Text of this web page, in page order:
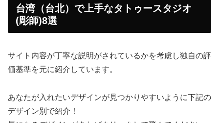
台湾（台北）で上手なタトゥースタジオ
(彫師)8選
サイト内容が丁寧な説明がされているかを考慮し独自の評
価基準を元に紹介しています。
あなたが入れたいデザインが見つかりやすいように下記の
デザイン別で紹介！